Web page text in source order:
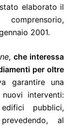
elaborato il
2001.
,che interessa
per oltre
garantire una
interventi:
pubblici,
al